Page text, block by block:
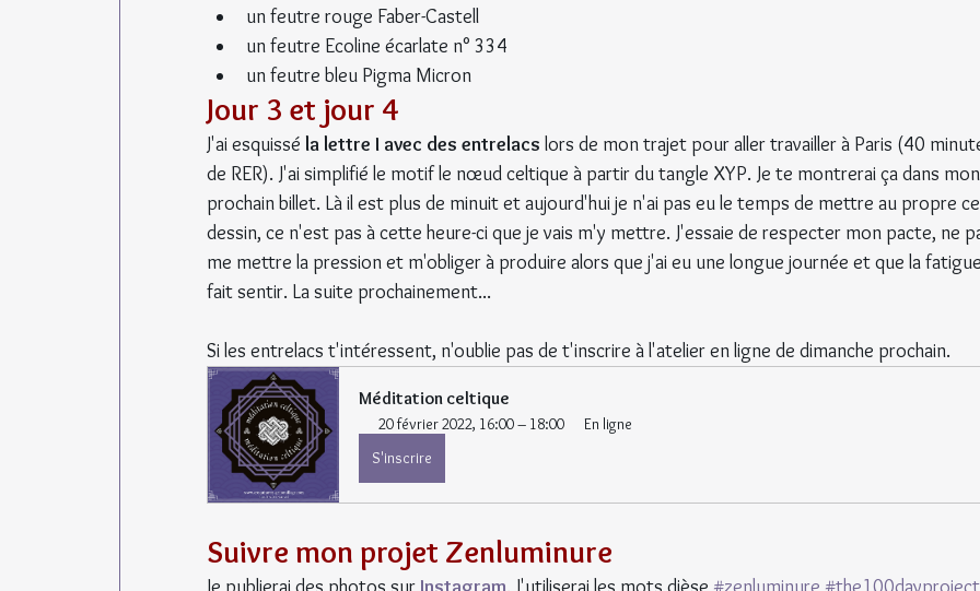
un feutre rouge Faber-Castell
un feutre Ecoline écarlate n° 334
un feutre bleu Pigma Micron
Jour 3 et jour 4
J'ai esquissé la lettre I avec des entrelacs lors de mon trajet pour aller travailler à Paris (40
de RER). J'ai simplifié le motif le nœud celtique à partir du tangle XYP. Je te montrerai ça dans
prochain billet. Là il est plus de minuit et aujourd'hui je n'ai pas eu le temps de mettre au propre
dessin, ce n'est pas à cette heure-ci que je vais m'y mettre. J'essaie de respecter mon pacte, ne
me mettre la pression et m'obliger à produire alors que j'ai eu une longue journée et que la
fait sentir. La suite prochainement...
Si les entrelacs t'intéressent, n'oublie pas de t'inscrire à l'atelier en ligne de dimanche prochain.
Méditation celtique
20 février 2022, 16:00 – 18:00
En ligne
S'inscrire
Suivre mon projet Zenluminure